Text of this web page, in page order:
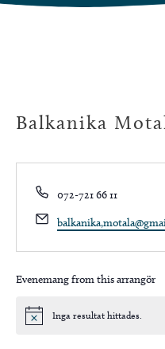
Hoppa
Balkanika
Phone
072-721 66 11
Email
Evenemang from this arrangör
Notis Inga resultat hittades.